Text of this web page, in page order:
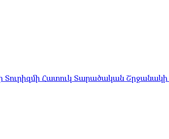
Տուրիզմի Հատուկ Տարածական Շրջանակի